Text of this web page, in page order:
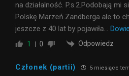
na działalność. P.s.2.Podobają mi
Polskę Marzeń Zandberga ale to
jeszcze z 40 lat by pojawiła…
1 0 Odpowiedz
Członek (partii) 5 miesiące